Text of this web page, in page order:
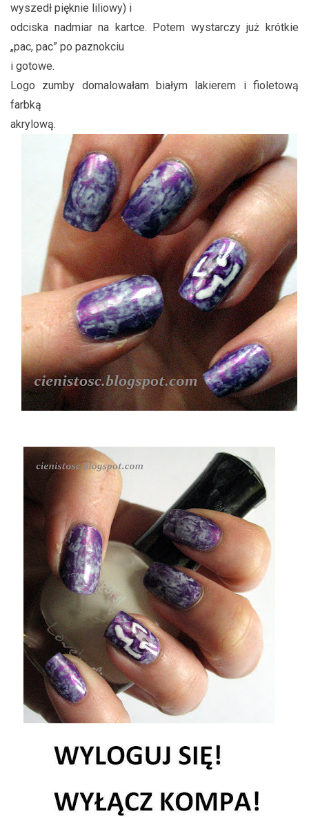
wyszedł pięknie liliowy) i
odciska nadmiar na kartce. Potem wystarczy już krótkie
„pac, pac” po paznokciu
i gotowe.
Logo zumby domalowałam białym lakierem i fioletową
farbką
akrylową.